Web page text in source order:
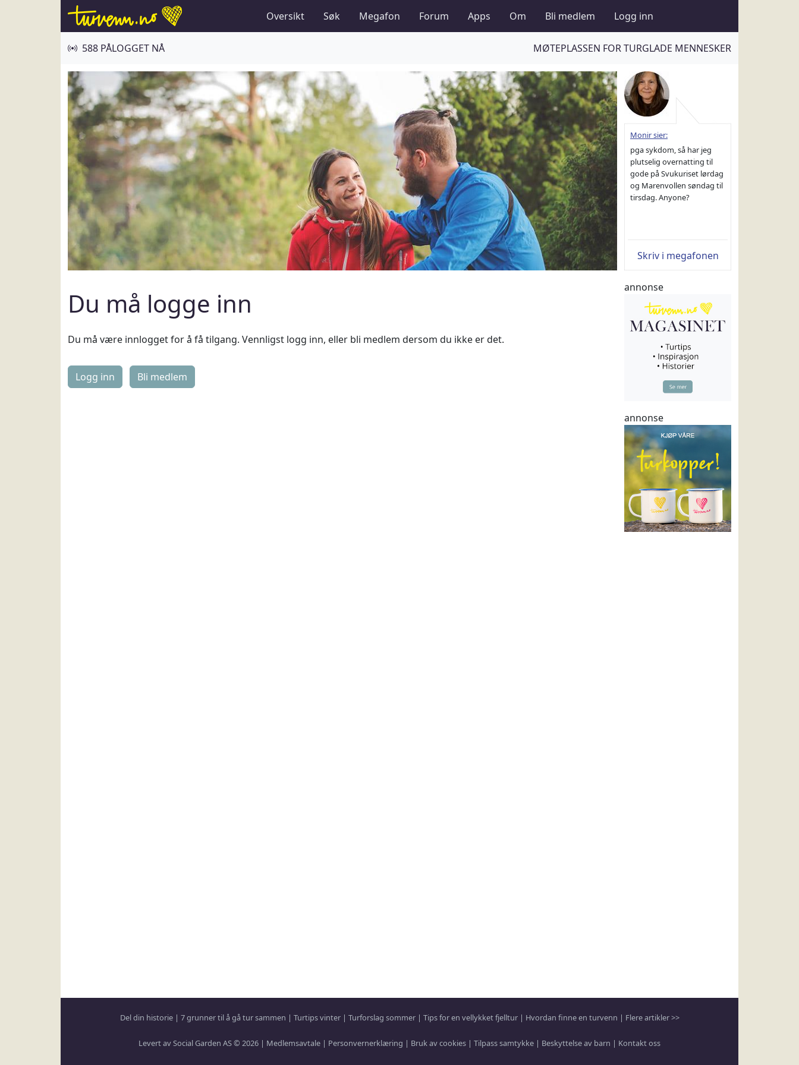
Oversikt Søk Megafon Forum Apps Om Bli medlem Logg inn
588 PÅLOGGET NÅ MØTEPLASSEN FOR TURGLADE MENNESKER
Du må logge inn
Du må være innlogget for å få tilgang. Vennligst logg inn, eller bli medlem dersom du ikke er det.
Logg inn
Monir sier:
pga sykdom, så har jeg
plutselig overnatting til
gode på Svukuriset lørdag
og Marenvollen søndag til
tirsdag. Anyone?
Skriv i megafonen
annonse
annonse
Del din historie| 7 grunner til å gå tur sammen | Turtips vinter| Turforslag sommer| Tips for en vellykket fjelltur| Hvordan finne en turvenn | Flere artikler >>
Levert av Social Garden AS © 2026 | Medlemsavtale | Personvernerklæring | Bruk av cookies | Tilpass samtykke | Beskyttelse av barn | Kontakt oss